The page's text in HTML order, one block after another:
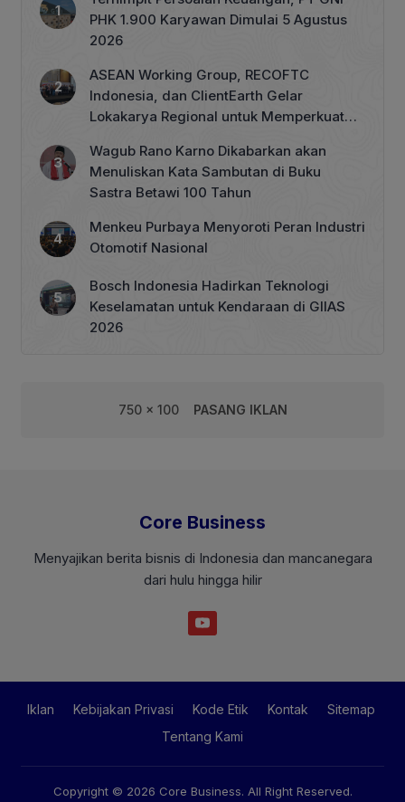
PHK 1.900 Karyawan Dimulai 5 Agustus
2026
ASEAN Working Group, RECOFTC
Indonesia, dan ClientEarth Gelar
Lokakarya Regional untuk Memperkuat
Wagub Rano Karno Dikabarkan akan
Menuliskan Kata Sambutan di Buku
Sastra Betawi 100 Tahun
Menkeu Purbaya Menyoroti Peran Industri
Otomotif Nasional
Bosch Indonesia Hadirkan Teknologi
Keselamatan untuk Kendaraan di GIIAS
2026
750 x 100 PASANG IKLAN
Core Business
Menyajikan berita bisnis di Indonesia dan mancanegara
dari hulu hingga hilir
Iklan Kebijakan Privasi Kode Etik Kontak
Sitemap
Tentang Kami
Copyright © 2026 Core Business. All Right Reserved.